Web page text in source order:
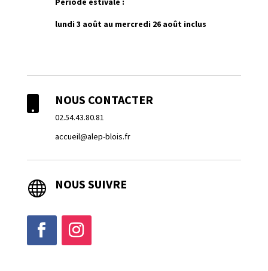
lundi 3 août au mercredi 26 août inclus
NOUS CONTACTER
02.54.43.80.81
accueil@alep-blois.fr
 NOUS SUIVRE